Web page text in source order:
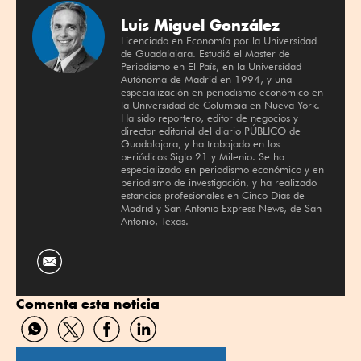
Luis Miguel González
Licenciado en Economía por la Universidad
de Guadalajara. Estudió el Master de
Periodismo en El País, en la Universidad
Autónoma de Madrid en 1994, y una
especialización en periodismo económico en
la Universidad de Columbia en Nueva York.
Ha sido reportero, editor de negocios y
director editorial del diario PÚBLICO de
Guadalajara, y ha trabajado en los
periódicos Siglo 21 y Milenio. Se ha
especializado en periodismo económico y en
periodismo de investigación, y ha realizado
estancias profesionales en Cinco Días de
Madrid y San Antonio Express News, de San
Antonio, Texas.
Comenta esta noticia
Compartir
por
Compartir
por
Compartir
por
Compartir
por